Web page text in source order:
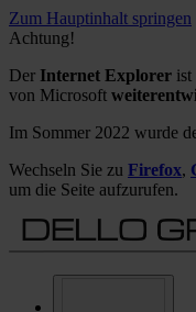
Zum Hauptinhalt springen
Achtung!
Der Internet Explorer
von Microsoft
Im Sommer 2022 wurde
Wechseln Sie zu Firefox,
um die Seite aufzurufen.